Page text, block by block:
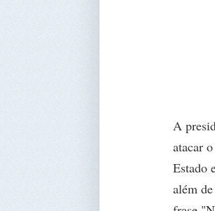
A
atacar
Estado
além